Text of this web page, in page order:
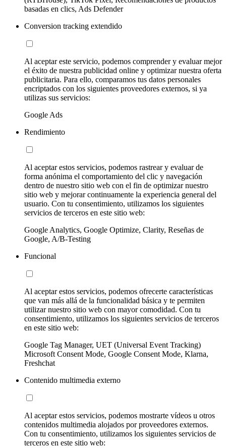
basadas en clics, Ads Defender
Conversion tracking extendido
Al aceptar este servicio, podemos comprender y evaluar mejor
el éxito de nuestra publicidad online y optimizar nuestra oferta
publicitaria. Para ello, comparamos tus datos personales
encriptados con los siguientes proveedores externos, si ya
utilizas sus servicios:
Google Ads
Rendimiento
Al aceptar estos servicios, podemos rastrear y evaluar de
forma anónima el comportamiento del clic y navegación
dentro de nuestro sitio web con el fin de optimizar nuestro
sitio web y mejorar continuamente la experiencia general del
usuario. Con tu consentimiento, utilizamos los siguientes
servicios de terceros en este sitio web:
Google Analytics, Google Optimize, Clarity, Reseñas de
Google, A/B-Testing
Funcional
Al aceptar estos servicios, podemos ofrecerte características
que van más allá de la funcionalidad básica y te permiten
utilizar nuestro sitio web con mayor comodidad. Con tu
consentimiento, utilizamos los siguientes servicios de terceros
en este sitio web:
Google Tag Manager, UET (Universal Event Tracking)
Microsoft Consent Mode, Google Consent Mode, Klarna,
Freshchat
Contenido multimedia externo
Al aceptar estos servicios, podemos mostrarte vídeos u otros
contenidos multimedia alojados por proveedores externos.
Con tu consentimiento, utilizamos los siguientes servicios de
terceros en este sitio web: